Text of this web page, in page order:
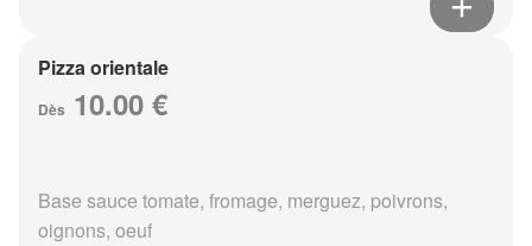
Pizza orientale
Dès 10.00 €
Base sauce tomate, fromage, merguez, poivrons,
oignons, oeuf